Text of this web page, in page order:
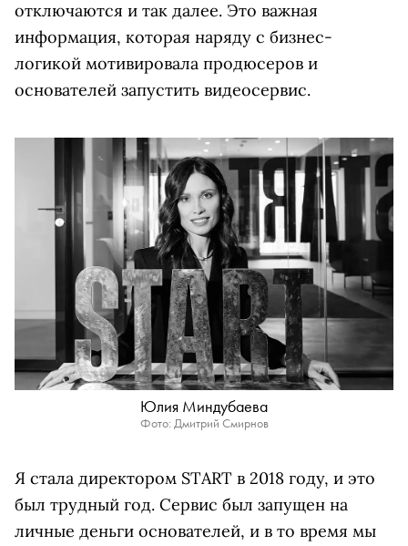
отключаются и так далее. Это важная
информация, которая наряду с бизнес-
логикой мотивировала продюсеров и
основателей запустить видеосервис.
Юлия Миндубаева
Фото: Дмитрий Смирнов
Я стала директором START в 2018 году, и это
был трудный год. Сервис был запущен на
личные деньги основателей, и в то время мы